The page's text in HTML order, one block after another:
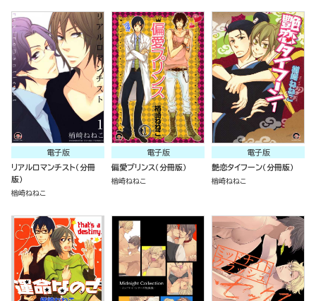
電子版
リアルロマンチスト（分冊
版）
楢崎ねねこ
電子版
偏愛プリンス（分冊版）
楢崎ねねこ
電子版
艶恋タイフーン（分冊版）
楢崎ねねこ